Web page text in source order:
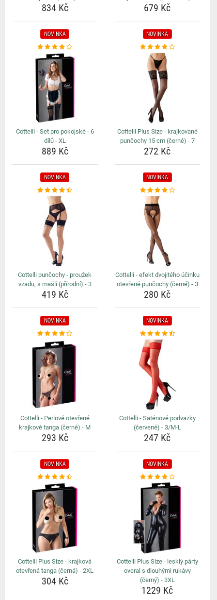
834 Kč 679 Kč
NOVINKA
Cottelli - Set pro pokojské - 6
dílů - XL
889 Kč
NOVINKA
Cottelli Plus Size - krajkované
punčochy 15 cm (černé) - 7
272 Kč
NOVINKA
Cottelli punčochy - proužek
vzadu, s mašlí (přírodní) - 3
419 Kč
NOVINKA
Cottelli - efekt dvojitého účinku
otevřené punčochy (černé) - 3
280 Kč
NOVINKA
Cottelli - Perlové otevřené
krajkové tanga (černé) - M
293 Kč
NOVINKA
Cottelli - Saténové podvazky
(červené) - 3/M-L
247 Kč
NOVINKA
Cottelli Plus Size - krajková
otevřená tanga (černá) - 2XL
304 Kč
NOVINKA
Cottelli Plus Size - lesklý párty
overal s dlouhými rukávy
(černý) - 3XL
1229 Kč